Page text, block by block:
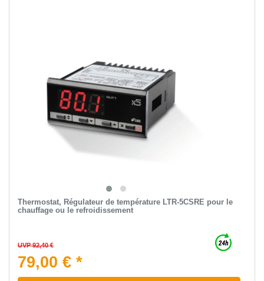
Thermostat, Régulateur de température LTR-5CSRE pour le
chauffage ou le refroidissement
UVP 92,40 €
79,00 € *